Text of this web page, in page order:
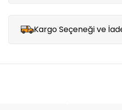
Kargo Seçeneği ve